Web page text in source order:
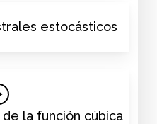
estocásticos
la función cúbica